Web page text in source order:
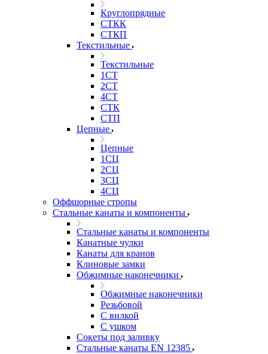
Круглопрядные
СТКК
СТКП
Текстильные
Текстильные
1СТ
2СТ
4СТ
СТК
СТП
Цепные
Цепные
1СЦ
2СЦ
3СЦ
4СЦ
Оффшорные стропы
Стальные канаты и компоненты
Стальные канаты и компоненты
Канатные чулки
Канаты для кранов
Клиновые замки
Обжимные наконечники
Обжимные наконечники
Резьбовой
С вилкой
С ушком
Сокеты под заливку
Стальные канаты EN 12385